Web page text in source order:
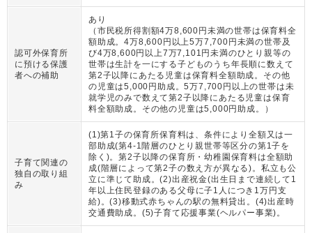
認可外保育所
に預ける保護
者への補助
あり
（ 市民税所得割額4万8,600円未満の世帯は保育料全
額助成。4万8,600円以上5万7,700円未満の世帯及
び4万8,600円以上7万7,101円未満のひとり親等の
世帯は生計を一にする子どものうち年長順に数えて
第2子以降にあたる児童は保育料全額助成。その他
の児童は5,000円助成。5万7,700円以上の世帯は未
就学児のみで数えて第2子以降にあたる児童は保育
料全額助成。その他の児童は5,000円助成。
）
子育て関連の
独自の取り組
み
(1)第1子の保育所保育料は、条件により全額又は一
部助成(第4-1階層のひとり親世帯等区分の第1子を
除く)。第2子以降の保育所・幼稚園保育料は全額助
成(階層によって第2子の数え方が異なる)。私立も公
立に準じて助成。(2)出産祝金(出生日まで連続して1
年以上住民登録のある父母に子1人につき1万円支
給)。(3)移動式赤ちゃんの駅の無料貸出。(4)出産時
交通費助成。(5)子育て応援事業(ヘルパー事業)。